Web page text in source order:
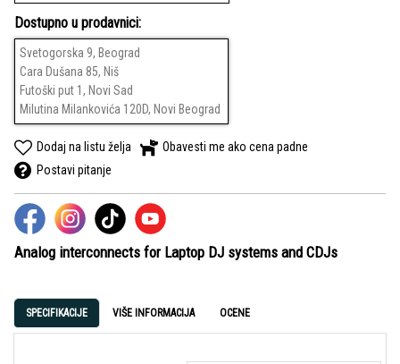
Dostupno u prodavnici:
Svetogorska 9, Beograd
Cara Dušana 85, Niš
Futoški put 1, Novi Sad
Milutina Milankovića 120D, Novi Beograd
Dodaj na listu želja
Obavesti me ako cena padne
Postavi pitanje
Analog interconnects for Laptop DJ systems and CDJs
SPECIFIKACIJE VIŠE INFORMACIJA OCENE